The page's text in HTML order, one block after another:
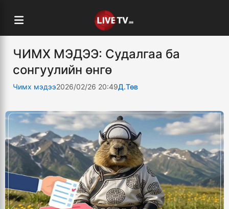
ЧИМХ МЭДЭЭ: Судалгаа ба
сонгуулийн өнгө
Чимх мэдээ2026/02/26 20:49Д.Төв